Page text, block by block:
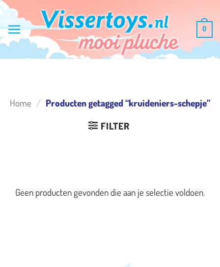
Ga
inhoud
0
Home / Producten getagged “kruideniers-schepje”
FILTER
Geen producten gevonden die aan je selectie voldoen.